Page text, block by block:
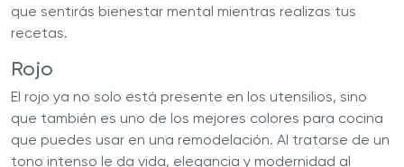
que sentirás bienestar mental mientras realizas tus
recetas.
Rojo
El rojo ya no solo está presente en los utensilios, sino
que también es uno de los mejores colores para cocina
que puedes usar en una remodelación. Al tratarse de un
tono intenso le da vida, elegancia y modernidad al